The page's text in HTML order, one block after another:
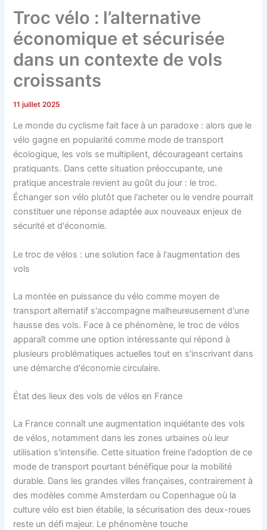
Troc vélo : l’alternative
économique et sécurisée
dans un contexte de vols
croissants
11 juillet 2025
Le monde du cyclisme fait face à un paradoxe : alors que le
vélo gagne en popularité comme mode de transport
écologique, les vols se multiplient, décourageant certains
pratiquants. Dans cette situation préoccupante, une
pratique ancestrale revient au goût du jour : le troc.
Échanger son vélo plutôt que l'acheter ou le vendre pourrait
constituer une réponse adaptée aux nouveaux enjeux de
sécurité et d'économie.
Le troc de vélos : une solution face à l'augmentation des
vols
La montée en puissance du vélo comme moyen de
transport alternatif s'accompagne malheureusement d'une
hausse des vols. Face à ce phénomène, le troc de vélos
apparaît comme une option intéressante qui répond à
plusieurs problématiques actuelles tout en s'inscrivant dans
une démarche d'économie circulaire.
État des lieux des vols de vélos en France
La France connaît une augmentation inquiétante des vols
de vélos, notamment dans les zones urbaines où leur
utilisation s'intensifie. Cette situation freine l'adoption de ce
mode de transport pourtant bénéfique pour la mobilité
durable. Dans les grandes villes françaises, contrairement à
des modèles comme Amsterdam ou Copenhague où la
culture vélo est bien établie, la sécurisation des deux-roues
reste un défi majeur. Le phénomène touche